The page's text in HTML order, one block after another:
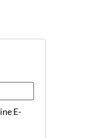
E-